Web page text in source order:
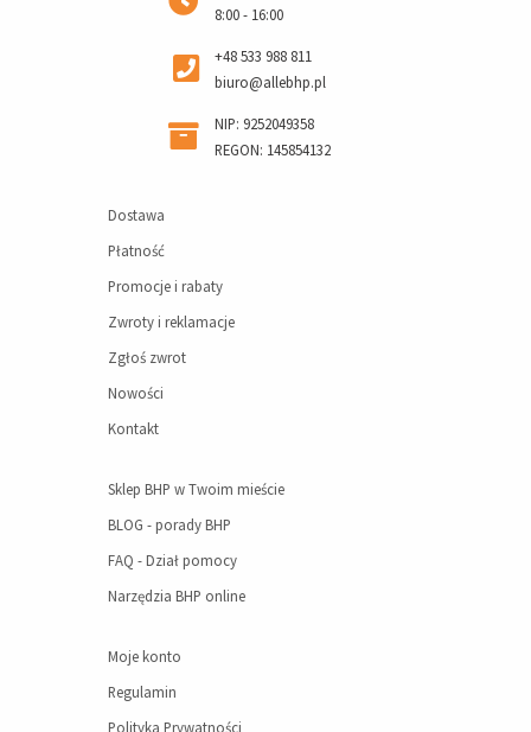
8:00 - 16:00
+48 533 988 811
biuro@allebhp.pl
NIP: 9252049358
REGON: 145854132
Dostawa
Płatność
Promocje i rabaty
Zwroty i reklamacje
Zgłoś zwrot
Nowości
Kontakt
Sklep BHP w Twoim mieście
BLOG - porady BHP
FAQ - Dział pomocy
Narzędzia BHP online
Moje konto
Regulamin
Polityka Prywatności